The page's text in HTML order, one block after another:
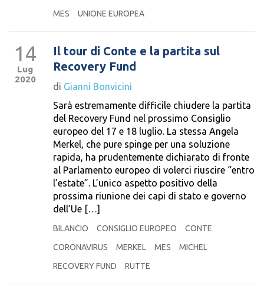
MES
UNIONE EUROPEA
14
Lug
2020
Il tour di Conte e la partita sul
Recovery Fund
di Gianni Bonvicini
Sarà estremamente difficile chiudere la partita
del Recovery Fund nel prossimo Consiglio
europeo del 17 e 18 luglio. La stessa Angela
Merkel, che pure spinge per una soluzione
rapida, ha prudentemente dichiarato di fronte
al Parlamento europeo di volerci riuscire “entro
l’estate”. L’unico aspetto positivo della
prossima riunione dei capi di stato e governo
dell’Ue […]
BILANCIO CONSIGLIO EUROPEO
CONTE
CORONAVIRUS
MERKEL MES
MICHEL
RECOVERY FUND
RUTTE